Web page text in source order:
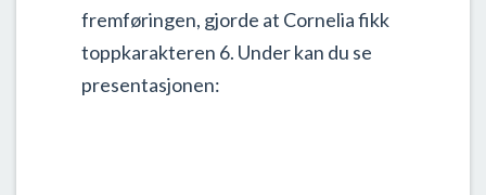
fremføringen, gjorde at Cornelia fikk
toppkarakteren 6. Under kan du se
presentasjonen: